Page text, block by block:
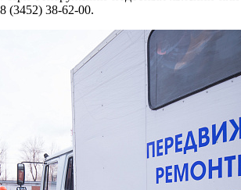
(3452) 38-62-00.